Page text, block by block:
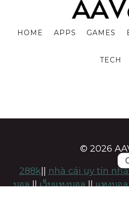
HOME APPS GAMES
TECH
© 2026
288k|| nhà cái uy tín
บอล||เว็บแทงบอล||แทงบอล